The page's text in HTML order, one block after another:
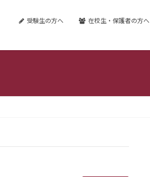
受験生の方へ 在校生・保護者の方へ